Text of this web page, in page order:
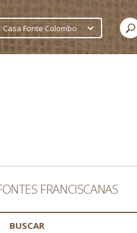
Casa Fonte Colombo
FRANCISCANAS